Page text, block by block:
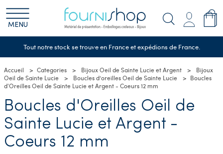
MENU
Tout notre stock se trouve en France et expédions de France.
Accueil Categories Bijoux Oeil de Sainte Lucie et Argent
Bijoux
Oeil de Sainte Lucie
Boucles d’oreilles Oeil de Sainte Lucie
Boucles
d'Oreilles Oeil de Sainte Lucie et Argent - Coeurs 12 mm
Boucles d'Oreilles Oeil de
Sainte Lucie et Argent -
Coeurs 12 mm